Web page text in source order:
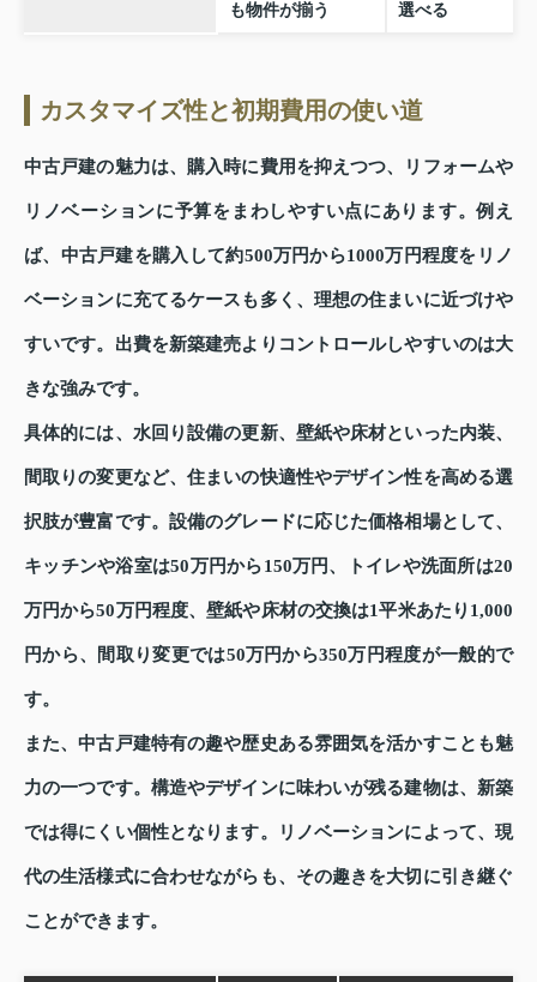
も物件が揃う
選べる
カスタマイズ性と初期費用の使い道
中古戸建の魅力は、購入時に費用を抑えつつ、リフォームや
リノベーションに予算をまわしやすい点にあります。例え
ば、中古戸建を購入して約500万円から1000万円程度をリノ
ベーションに充てるケースも多く、理想の住まいに近づけや
すいです。出費を新築建売よりコントロールしやすいのは大
きな強みです。
具体的には、水回り設備の更新、壁紙や床材といった内装、
間取りの変更など、住まいの快適性やデザイン性を高める選
択肢が豊富です。設備のグレードに応じた価格相場として、
キッチンや浴室は50万円から150万円、トイレや洗面所は20
万円から50万円程度、壁紙や床材の交換は1平米あたり1,000
円から、間取り変更では50万円から350万円程度が一般的で
す。
また、中古戸建特有の趣や歴史ある雰囲気を活かすことも魅
力の一つです。構造やデザインに味わいが残る建物は、新築
では得にくい個性となります。リノベーションによって、現
代の生活様式に合わせながらも、その趣きを大切に引き継ぐ
ことができます。